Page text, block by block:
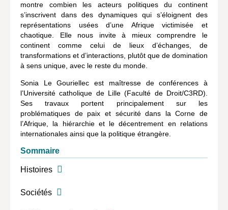
montre combien les acteurs politiques du continent
s’inscrivent dans des dynamiques qui s’éloignent des
représentations usées d’une Afrique victimisée et
chaotique. Elle nous invite à mieux comprendre le
continent comme celui de lieux d’échanges, de
transformations et d’interactions, plutôt que de domination
à sens unique, avec le reste du monde.
Sonia Le Gouriellec est maîtresse de conférences à
l’Université catholique de Lille (Faculté de Droit/C3RD).
Ses travaux portent principalement sur les
problématiques de paix et sécurité dans la Corne de
l’Afrique, la hiérarchie et le décentrement en relations
internationales ainsi que la politique étrangère.
Sommaire
Histoires
Sociétés